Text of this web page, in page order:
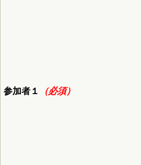
参加者１ （必須）